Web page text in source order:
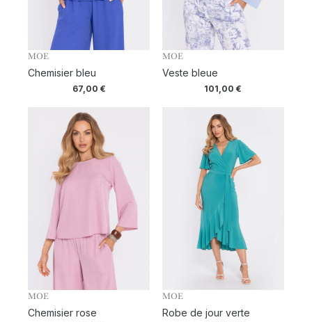
MOE
Chemisier bleu
67,00 €
MOE
Veste bleue
101,00€
MOE
Chemisier rose
MOE
Robe de jour verte